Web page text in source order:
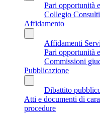
Pari opportunità
Collegio
Affidamento
Affidamenti
Pari opportunità
Commissioni
Pubblicazione
Dibattito
Atti e documenti di
procedure